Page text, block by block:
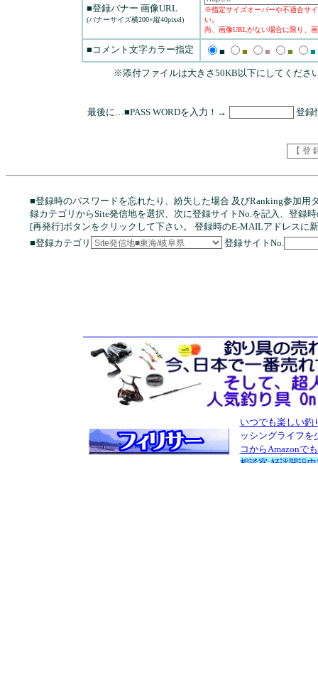
■登録バナー 画像URL
(バナーサイズ横200×縦40pixel)
※指定サイズオーバーや不適合サ
い。
尚、画像URLがない場合に限り、
■コメント文字カラー指定 ■ ■ ■ ■
■
※添付ファイルは大きさ50KB以下にしてくださ
最後に…■PASS WORDを入力！→ 登録
■登録時のパスワードを忘れたり、紛失した場合 及びRanking参加
録カテゴリからSite発信地を選択、次に登録サイトNo.を記入、登録
[再発行]ボタンをクリックして下さい。 登録時のE-MAILアドレスに
■登録カテゴリ
登録サイトNo.